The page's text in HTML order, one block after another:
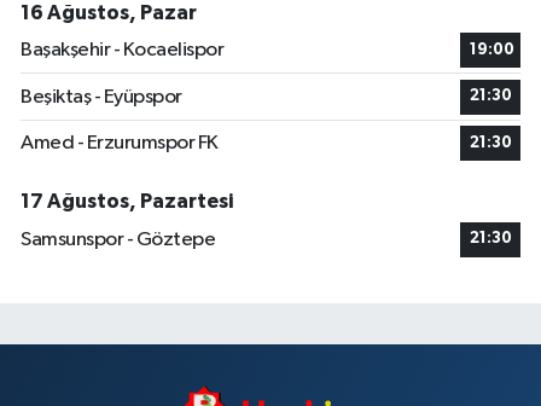
16 Ağustos, Pazar
Başakşehir - Kocaelispor
19:00
Beşiktaş - Eyüpspor 21:30
Amed - Erzurumspor FK 21:30
17 Ağustos, Pazartesi
Samsunspor - Göztepe
21:30